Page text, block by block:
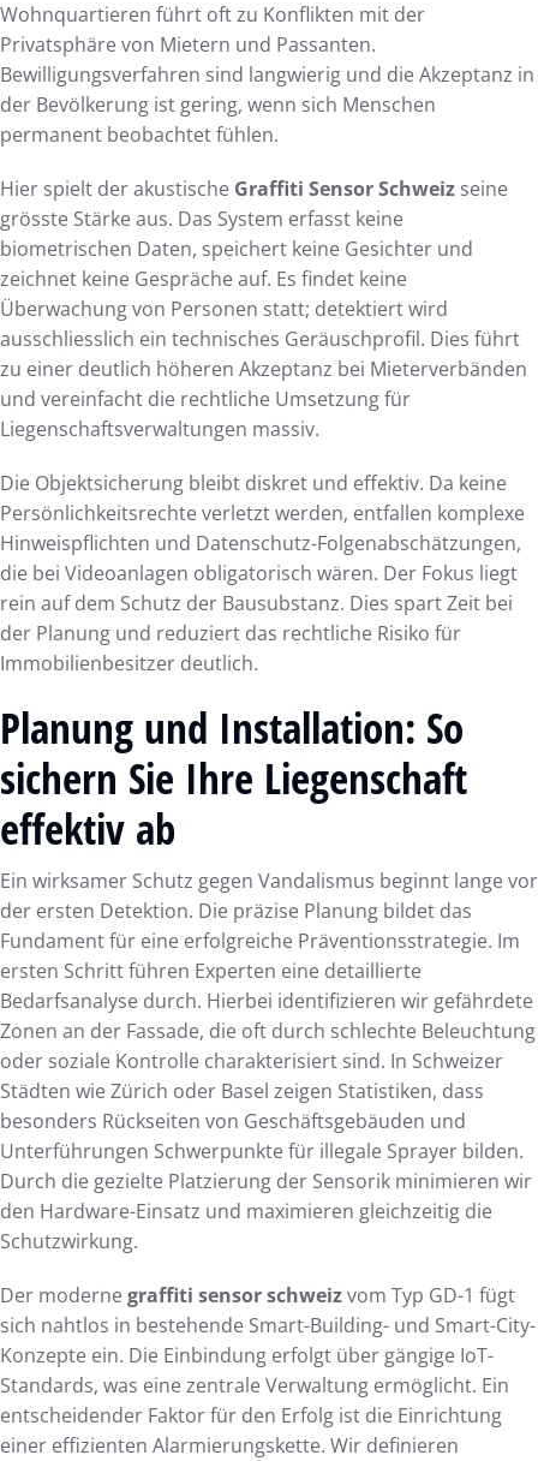
Wohnquartieren führt oft zu Konflikten mit der
Privatsphäre von Mietern und Passanten.
Bewilligungsverfahren sind langwierig und die Akzeptanz in
der Bevölkerung ist gering, wenn sich Menschen
permanent beobachtet fühlen.
Hier spielt der akustische Graffiti Sensor Schweiz seine
grösste Stärke aus. Das System erfasst keine
biometrischen Daten, speichert keine Gesichter und
zeichnet keine Gespräche auf. Es findet keine
Überwachung von Personen statt; detektiert wird
ausschliesslich ein technisches Geräuschprofil. Dies führt
zu einer deutlich höheren Akzeptanz bei Mieterverbänden
und vereinfacht die rechtliche Umsetzung für
Liegenschaftsverwaltungen massiv.
Die Objektsicherung bleibt diskret und effektiv. Da keine
Persönlichkeitsrechte verletzt werden, entfallen komplexe
Hinweispflichten und Datenschutz-Folgenabschätzungen,
die bei Videoanlagen obligatorisch wären. Der Fokus liegt
rein auf dem Schutz der Bausubstanz. Dies spart Zeit bei
der Planung und reduziert das rechtliche Risiko für
Immobilienbesitzer deutlich.
Planung und Installation: So
sichern Sie Ihre Liegenschaft
effektiv ab
Ein wirksamer Schutz gegen Vandalismus beginnt lange vor
der ersten Detektion. Die präzise Planung bildet das
Fundament für eine erfolgreiche Präventionsstrategie. Im
ersten Schritt führen Experten eine detaillierte
Bedarfsanalyse durch. Hierbei identifizieren wir gefährdete
Zonen an der Fassade, die oft durch schlechte Beleuchtung
oder soziale Kontrolle charakterisiert sind. In Schweizer
Städten wie Zürich oder Basel zeigen Statistiken, dass
besonders Rückseiten von Geschäftsgebäuden und
Unterführungen Schwerpunkte für illegale Sprayer bilden.
Durch die gezielte Platzierung der Sensorik minimieren wir
den Hardware-Einsatz und maximieren gleichzeitig die
Schutzwirkung.
Der modernegraffiti sensor schweizvom Typ GD-1 fügt
sich nahtlos in bestehende Smart-Building- und Smart-City-
Konzepte ein. Die Einbindung erfolgt über gängige IoT-
Standards, was eine zentrale Verwaltung ermöglicht. Ein
entscheidender Faktor für den Erfolg ist die Einrichtung
einer effizienten Alarmierungskette. Wir definieren